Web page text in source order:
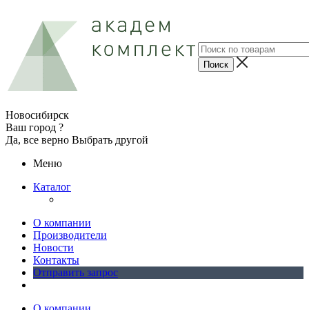
Новосибирск
Ваш город ?
Да, все верно Выбрать другой
Меню
Каталог
О компании
Производители
Новости
Контакты
Отправить запрос